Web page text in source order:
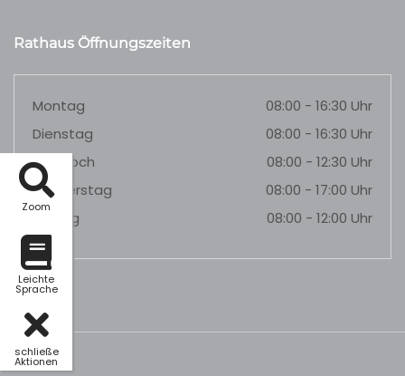
Zoom
Leichte
Sprache
schließe
Aktionen
Rathaus Öffnungszeiten
Montag
08:00 - 16:30 Uhr
Dienstag
08:00 - 16:30 Uhr
Mittwoch
08:00 - 12:30 Uhr
Donnerstag
08:00 - 17:00 Uhr
Freitag
08:00 - 12:00 Uhr